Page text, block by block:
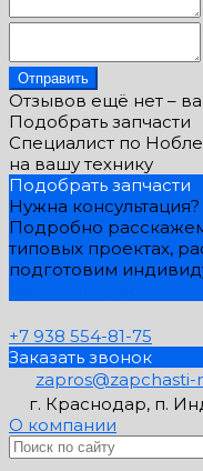
Отправить
Отзывов ещё нет –
Подобрать запчасти
Специалист по
на вашу технику
Подобрать запчасти
Нужна консультация?
Подробно
типовых проектах,
подготовим
+7 938 554-81-75
Заказать звонок
г. Краснодар, п.
О компании